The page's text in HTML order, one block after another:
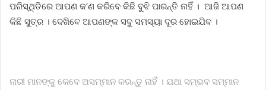
ପରିସ୍ଥିତିରେ ଆପଣ କ’ଣ କରିବେ କିଛି ବୁଝି ପାରନ୍ତି ନାହିଁ । ଆଜି ଆପଣ
କିଛି ସୁତ୍ର । ଦେଖିବେ ଆପଣଙ୍କ ସବୁ ସମସ୍ୟା ଦୂର ହୋଇଯିବ ।
ନାରୀ ମାନଙ୍କୁ କେବେ ଅସମ୍ମାନ କରନ୍ତୁ ନାହିଁ । ଯଥା ସମ୍ଭବ ସମ୍ମାନ